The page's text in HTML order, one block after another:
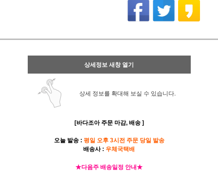
상세정보 새창 열기
상세 정보를 확대해 보실 수 있습니다.
[바다조아 주문 마감, 배송 ]
오늘 발송 : 평일 오후 3시전 주문 당일 발송
배송사 : 우체국택배
★다음주 배송일정 안내★